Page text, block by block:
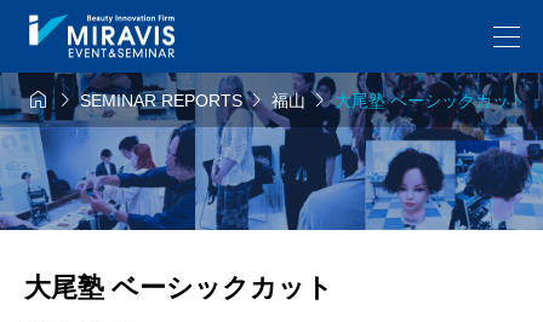
SEMINAR REPORTS福山大尾塾 ベーシックカット
大尾塾 ベーシックカット